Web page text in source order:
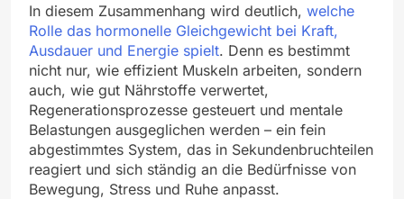
In diesem Zusammenhang wird deutlich, welche
Rolle das hormonelle Gleichgewicht bei Kraft,
Ausdauer und Energie spielt. Denn es bestimmt
nicht nur, wie effizient Muskeln arbeiten, sondern
auch, wie gut Nährstoffe verwertet,
Regenerationsprozesse gesteuert und mentale
Belastungen ausgeglichen werden – ein fein
abgestimmtes System, das in Sekundenbruchteilen
reagiert und sich ständig an die Bedürfnisse von
Bewegung, Stress und Ruhe anpasst.